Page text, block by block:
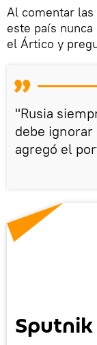
Al comentar las
este país
el Ártico y
"Rusia
debe
agregó el